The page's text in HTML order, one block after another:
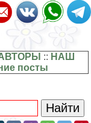
:: НАШ
посты